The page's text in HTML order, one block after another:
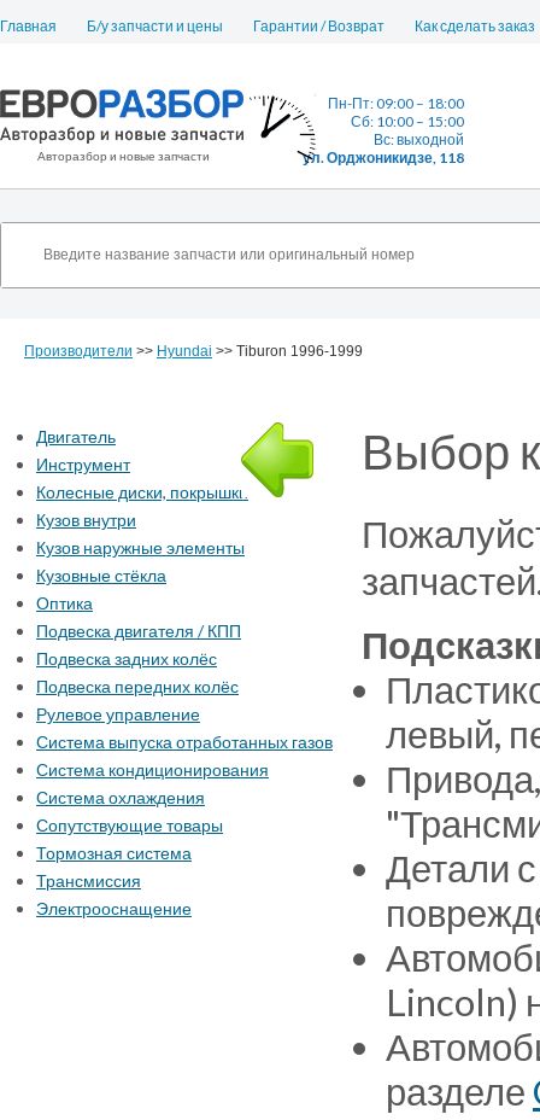
Главная Б/у запчасти и цены Гарантии / Возврат Как сделать заказ
Авторазбор и новые запчасти
Пн-Пт: 09:00 – 18:00
Сб: 10:00 – 15:00
Вс: выходной
ул. Орджоникидзе, 118
Производители >> Hyundai >> Tiburon 1996-1999
Выбор
левый,
Детали
Lincoln)
разделе
Двигатель
Инструмент
Колесные диски, покрышки
Кузов внутри
Кузов наружные элементы
Кузовные стёкла
Оптика
Подвеска двигателя / КПП
Подвеска задних колёс
Подвеска передних колёс
Рулевое управление
Система выпуска отработанных газов
Система кондиционирования
Система охлаждения
Сопутствующие товары
Тормозная система
Трансмиссия
Электрооснащение